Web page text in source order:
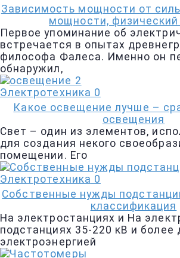
Зависимость мощности от
мощности,
Первое упоминание об
встречается в опытах
философа Фалеса. Именно он
обнаружил,
Электротехника 0
Какое освещение лучше –
освещения
Свет – один из элементов,
для создания некого
помещении. Его
Электротехника 0
Собственные нужды
классификация
На электростанциях и На
подстанциях 35-220 кВ и более
электроэнергией